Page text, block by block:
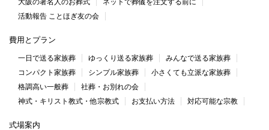
活動報告 ことほぎ友の会
費用とプラン
一日で送る家族葬 ゆっくり送る家族葬
みんなで送る家族葬
コンパクト家族葬
シンプル家族葬
小さくても立派な家族葬
格調高い一般葬
社葬・お別れの会
神式・キリスト教式・他宗教式
お支払い方法 対応可能な宗教
式場案内